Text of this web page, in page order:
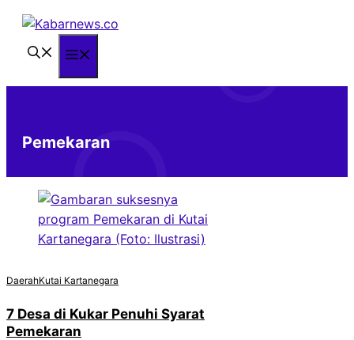
Langsung
Pemekaran
DaerahKutai Kartanegara
7 Desa di Kukar Penuhi Syarat
Pemekaran